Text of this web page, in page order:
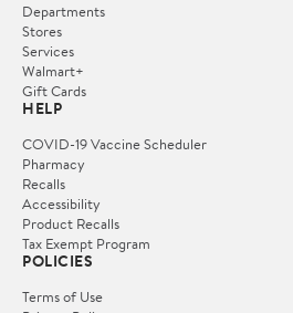
Departments
Stores
Services
Walmart+
Gift Cards
HELP
COVID-19 Vaccine Scheduler
Pharmacy
Recalls
Accessibility
Product Recalls
Tax Exempt Program
POLICIES
Terms of Use